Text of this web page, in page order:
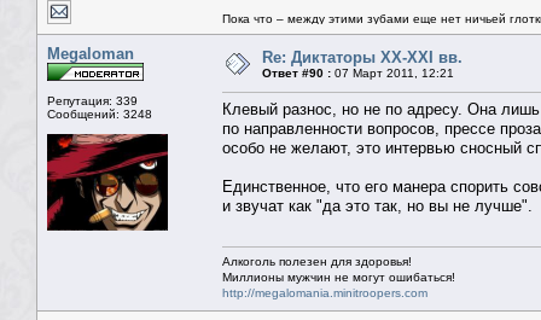
Пока что – между этими зубами еще нет ничьей
Megaloman
Репутация: 339
Сообщений: 3248
Re: Диктаторы XX-XXI вв.
Ответ #90 : 07 Март 2011, 12:21
Клевый разнос, но не по адресу. Она
по направленности вопросов, прессе
особо не желают, это интервью сносный
Единственное, что его манера спорить
и звучат как "да это так, но вы не лучше".
Алкоголь полезен для здоровья!
Миллионы мужчин не могут ошибаться!
http://megalomania.minitroopers.com